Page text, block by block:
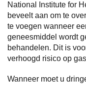
National Institute for
beveelt aan om te
te voegen wanneer
geneesmiddel wordt
behandelen. Dit is
verhoogd risico op
Wanneer moet u